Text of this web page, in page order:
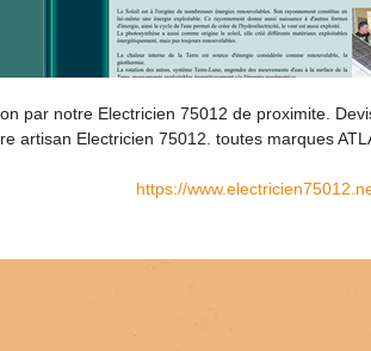
par notre Electricien 75012 de proximite.
Electricien 75012. toutes marques
https://